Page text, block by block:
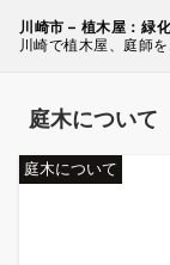
川崎市 – 植木屋：緑
川崎で植木屋、庭師
庭木について
庭木について